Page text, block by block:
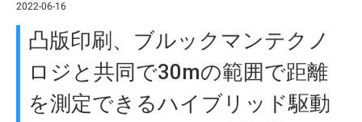
2022-06-16
凸版印刷、ブルックマンテクノ
ロジと共同で30mの範囲で距離
を測定できるハイブリッド駆動